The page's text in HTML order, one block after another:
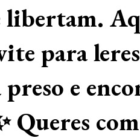
libertam.
para
preso e
Queres